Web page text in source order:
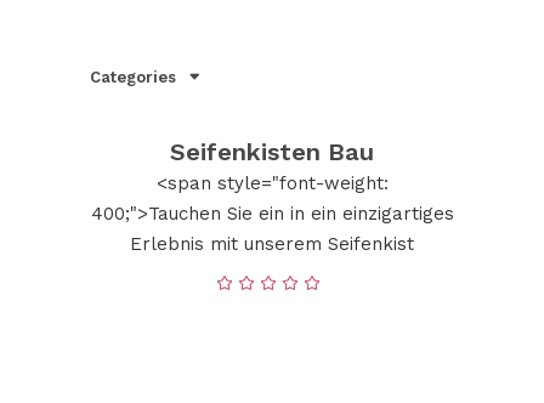
Categories
Seifenkisten Bau
<span style="font-weight:
400;">Tauchen Sie ein in ein einzigartiges
Erlebnis mit unserem Seifenkist